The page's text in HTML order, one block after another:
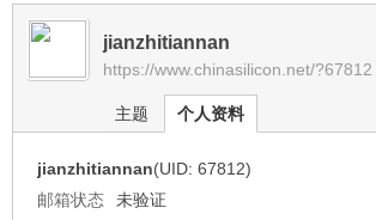
有› ›
jianzhitiannan
https://www.chinasilicon.net/?67812
主题 个人资料
jianzhitiannan(UID: 67812)
邮箱状态
未验证